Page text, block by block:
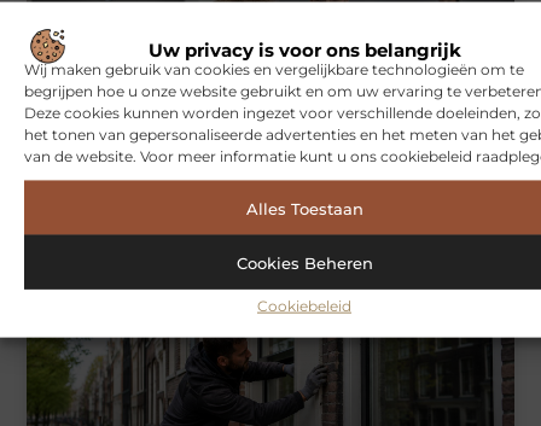
Uw privacy is voor ons belangrijk
Wij maken gebruik van cookies en vergelijkbare technologieën om te
begrijpen hoe u onze website gebruikt en om uw ervaring te
Deze cookies kunnen worden ingezet voor verschillende doeleinden,
het tonen van gepersonaliseerde advertenties en het meten van het
van de website. Voor meer informatie kunt u ons cookiebeleid
Alles Toestaan
Cookies Beheren
Cookiebeleid
WONINGEN